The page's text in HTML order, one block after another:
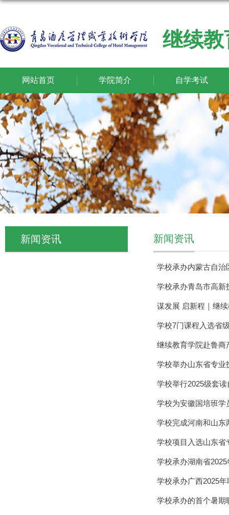
继续
网站首页 学院简介 自学考试
新闻资讯 新闻资讯
学校承办内蒙古自治
学校承办青岛市高新
谋发展 启新程｜继
学校7门课程入选省
继续教育学院赴鲁商
学校举办山东省专业
学校举行2025级套
学校为安徽国培班学
学校完成河南和山东
学校项目入选山东省
学校承办湖南省
学校承办广西2025
学校承办的首个暑期